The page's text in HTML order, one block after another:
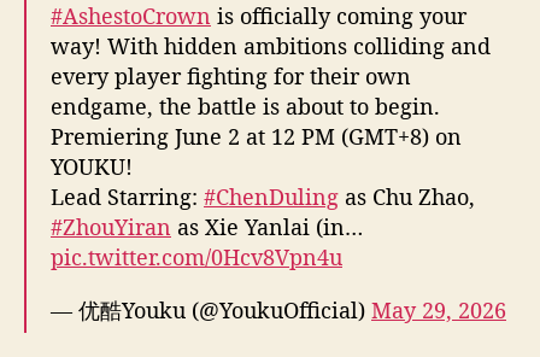
e
s
t
o
C
o
w
c
#AshestoCrown is officially coming your
way! With hidden ambitions colliding and
every player fighting for their own
endgame, the battle is about to begin.
Premiering June 2 at 12 PM (GMT+8) on
YOUKU!
Lead Starring: #ChenDuling as Chu Zhao,
#ZhouYiran as Xie Yanlai (in…
pic.twitter.com/0Hcv8Vpn4u
— 优酷Youku (@YoukuOfficial) May 29, 2026